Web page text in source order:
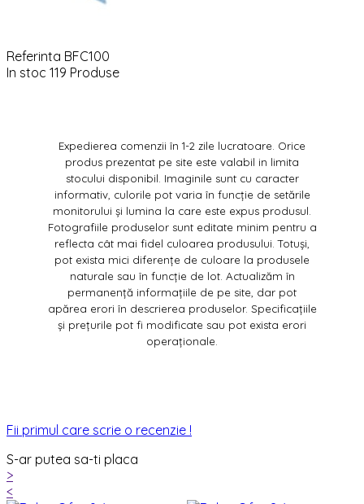
Referinta BFC100
In stoc 119 Produse
Expedierea comenzii în 1-2 zile lucratoare. Orice
produs prezentat pe site este valabil in limita
stocului disponibil. Imaginile sunt cu caracter
informativ, culorile pot varia în funcție de setările
monitorului și lumina la care este expus produsul.
Fotografiile produselor sunt editate minim pentru a
reflecta cât mai fidel culoarea produsului. Totuși,
pot exista mici diferențe de culoare la produsele
naturale sau în funcție de lot. Actualizăm în
permanență informațiile de pe site, dar pot
apărea erori în descrierea produselor. Specificațiile
și prețurile pot fi modificate sau pot exista erori
operaționale.
Fii primul care scrie o recenzie !
S-ar putea sa-ti placa
>
<